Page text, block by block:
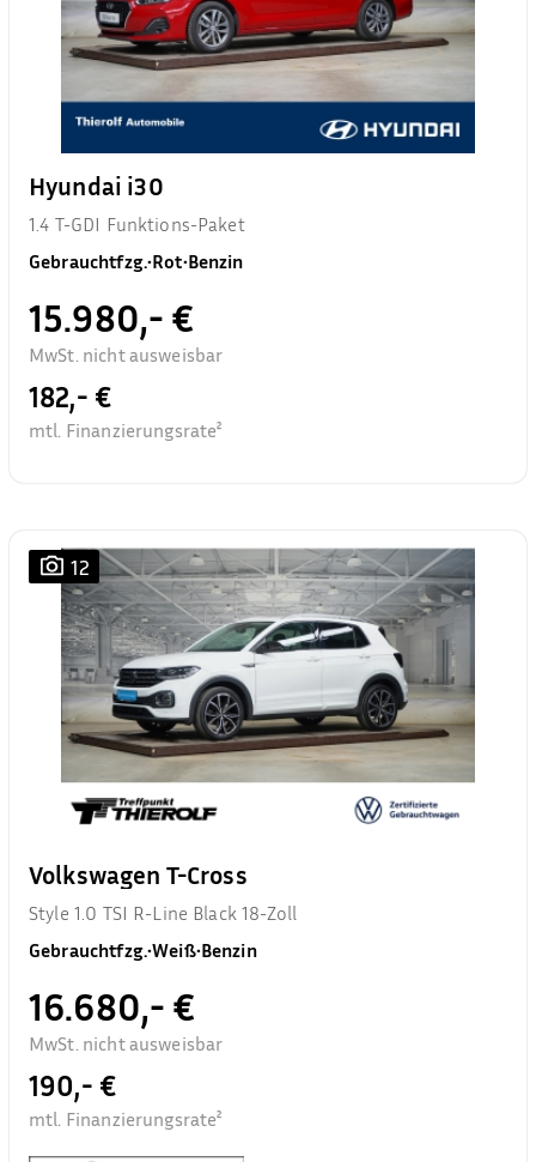
Hyundai i30
1.4 T-GDI Funktions-Paket
Gebrauchtfzg.•Rot•Benzin
15.980,- €
MwSt. nicht ausweisbar
182,- €
mtl. Finanzierungsrate²
12
Volkswagen T-Cross
Style 1.0 TSI R-Line Black 18-Zoll
Gebrauchtfzg.•Weiß•Benzin
16.680,- €
MwSt. nicht ausweisbar
190,- €
mtl. Finanzierungsrate²